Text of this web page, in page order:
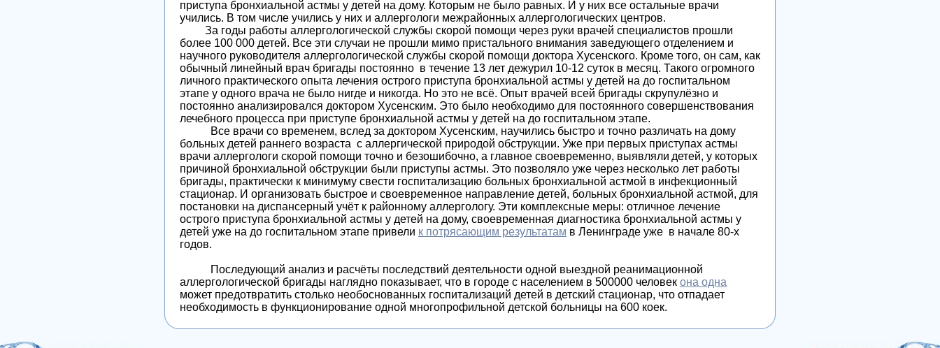
приступа бронхиальной астмы у детей на дому. Которым не было равных. И у них все остальные врачи
учились. В том числе учились у них и аллергологи межрайонных аллергологических центров.
За годы работы аллергологической службы скорой помощи через руки врачей специалистов прошли
более 100 000 детей. Все эти случаи не прошли мимо пристального внимания заведующего отделением и
научного руководителя аллергологической службы скорой помощи доктора Хусенского. Кроме того, он сам, как
обычный линейный врач бригады постоянно в течение 13 лет дежурил 10-12 суток в месяц. Такого огромного
личного практического опыта лечения острого приступа бронхиальной астмы у детей на до госпитальном
этапе у одного врача не было нигде и никогда. Но это не всё. Опыт врачей всей бригады скрупулёзно и
постоянно анализировался доктором Хусенским. Это было необходимо для постоянного совершенствования
лечебного процесса при приступе бронхиальной астмы у детей на до госпитальном этапе.
Все врачи со временем, вслед за доктором Хусенским, научились быстро и точно различать на дому
больных детей раннего возраста с аллергической природой обструкции. Уже при первых приступах астмы
врачи аллергологи скорой помощи точно и безошибочно, а главное своевременно, выявляли детей, у которых
причиной бронхиальной обструкции были приступы астмы. Это позволяло уже через несколько лет работы
бригады, практически к минимуму свести госпитализацию больных бронхиальной астмой в инфекционный
стационар. И организовать быстрое и своевременное направление детей, больных бронхиальной астмой, для
постановки на диспансерный учёт к районному аллергологу. Эти комплексные меры: отличное лечение
острого приступа бронхиальной астмы у детей на дому, своевременная диагностика бронхиальной астмы у
детей уже на до госпитальном этапе привели к потрясающим результатам в Ленинграде уже в начале 80-х
годов.
Последующий анализ и расчёты последствий деятельности одной выездной реанимационной
аллергологической бригады наглядно показывает, что в городе с населением в 500000 человек она одна
может предотвратить столько необоснованных госпитализаций детей в детский стационар, что отпадает
необходимость в функционирование одной многопрофильной детской больницы на 600 коек.